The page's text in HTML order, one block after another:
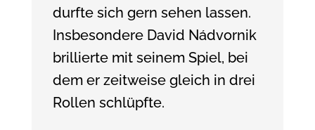
durfte sich gern sehen lassen.
Insbesondere David Nádvornik
brillierte mit seinem Spiel, bei
dem er zeitweise gleich in drei
Rollen schlüpfte.